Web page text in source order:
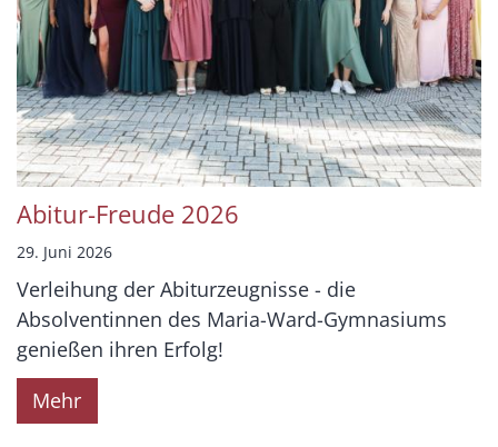
Abitur-Freude 2026
29. Juni 2026
Verleihung der Abiturzeugnisse - die
Absolventinnen des Maria-Ward-Gymnasiums
genießen ihren Erfolg!
Mehr